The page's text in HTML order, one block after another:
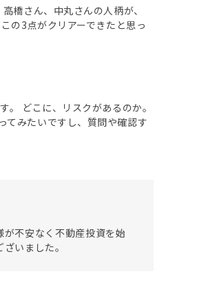
橋さん、中丸さんの人柄が、
の3点がクリアーできたと思っ
どこに、リスクがあるのか。
てみたいですし、質問や確認す
不安なく不動産投資を始
いました。